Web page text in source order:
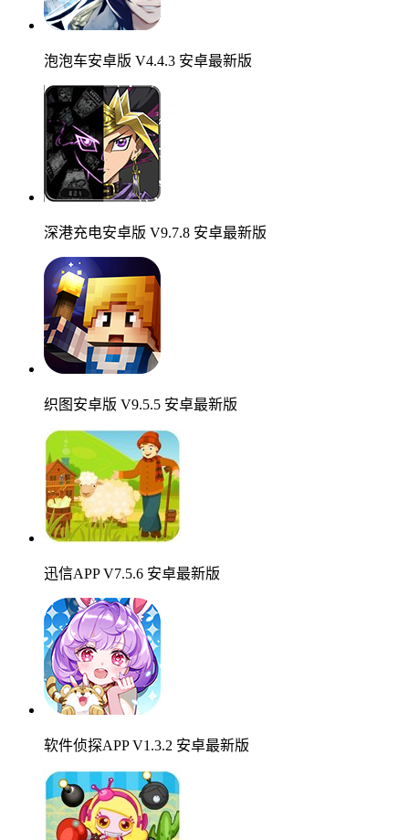
泡泡车安卓版 V4.4.3 安卓最新版
深港充电安卓版 V9.7.8 安卓最新版
织图安卓版 V9.5.5 安卓最新版
迅信APP V7.5.6 安卓最新版
软件侦探APP V1.3.2 安卓最新版